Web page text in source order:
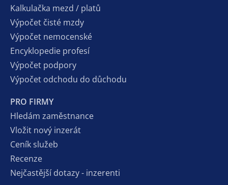
Kalkulačka mezd / platů
Výpočet čisté mzdy
Výpočet nemocenské
Encyklopedie profesí
Výpočet podpory
Výpočet odchodu do důchodu
PRO FIRMY
Hledám zaměstnance
Vložit nový inzerát
Ceník služeb
Recenze
Nejčastější dotazy - inzerenti